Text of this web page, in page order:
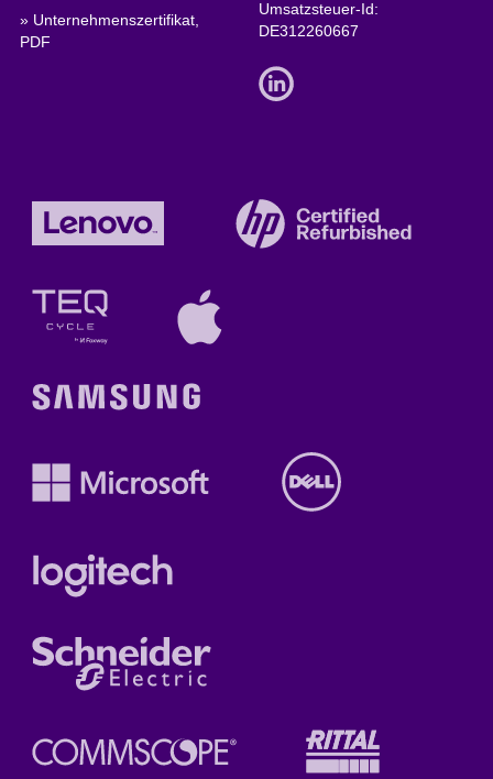
» Unternehmenszertifikat,
PDF
Umsatzsteuer-Id:
DE312260667